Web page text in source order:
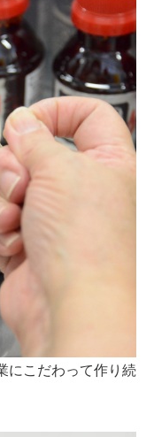
にこだわって作り続